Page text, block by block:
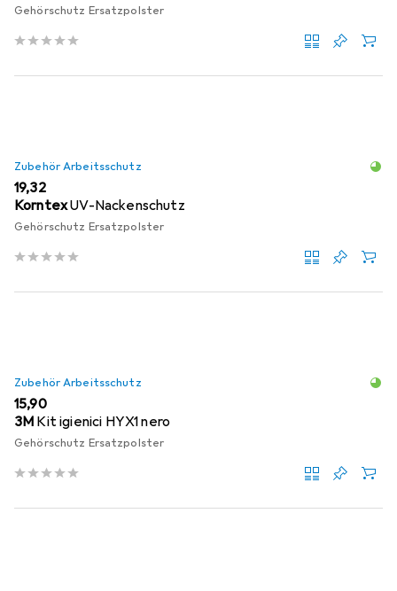
Gehörschutz Ersatzpolster
Zubehör Arbeitsschutz
EUR
19,32
KorntexUV-Nackenschutz
Gehörschutz Ersatzpolster
Zubehör Arbeitsschutz
EUR
15,90
3M Kit igienici HYX1 nero
Gehörschutz Ersatzpolster